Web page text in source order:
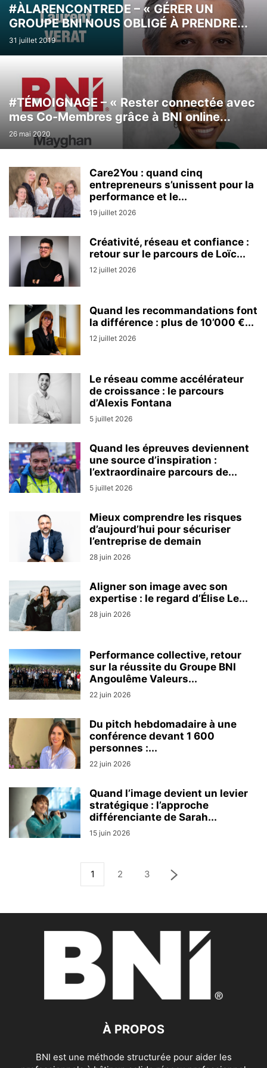
#ÀLARENCONTREDE – « GÉRER UN
GROUPE BNI NOUS OBLIGÉ À PRENDRE...
31 juillet 2019
#TÉMOIGNAGE – « Rester connectée avec
mes Co-Membres grâce à BNI online...
26 mai 2020
Care2You : quand cinq
entrepreneurs s’unissent pour la
performance et le...
19 juillet 2026
Créativité, réseau et confiance :
retour sur le parcours de Loïc...
12 juillet 2026
Quand les recommandations font
la différence : plus de 10’000 €...
12 juillet 2026
Le réseau comme accélérateur
de croissance : le parcours
d’Alexis Fontana
5 juillet 2026
Quand les épreuves deviennent
une source d’inspiration :
l’extraordinaire parcours de...
5 juillet 2026
Mieux comprendre les risques
d’aujourd’hui pour sécuriser
l’entreprise de demain
28 juin 2026
Aligner son image avec son
expertise : le regard d’Élise Le...
28 juin 2026
Performance collective, retour
sur la réussite du Groupe BNI
Angoulême Valeurs...
22 juin 2026
Du pitch hebdomadaire à une
conférence devant 1 600
personnes :...
22 juin 2026
Quand l’image devient un levier
stratégique : l’approche
différenciante de Sarah...
15 juin 2026
1 2 3
À PROPOS
BNI est une méthode structurée pour aider les